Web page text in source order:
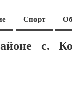
Спорт
с.